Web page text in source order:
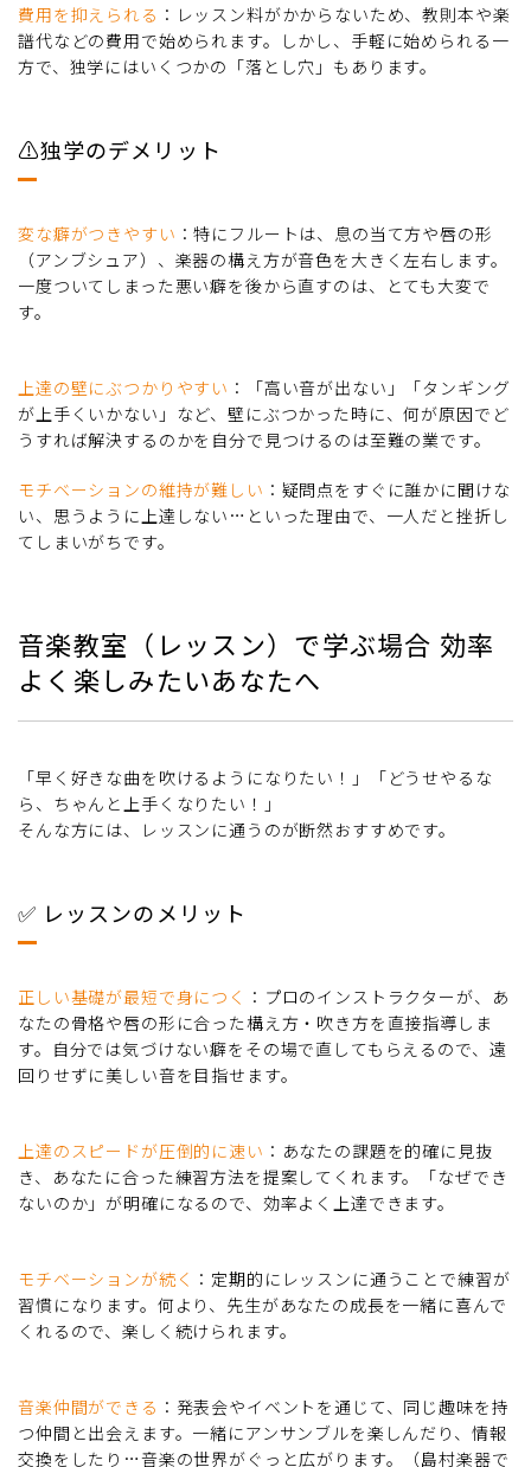
費用を抑えられる ：レッスン料がかからないため、教則本や楽
譜代などの費用で始められます。しかし、手軽に始められる一
方で、独学にはいくつかの「落とし穴」もあります。
⚠️独学のデメリット
変な癖がつきやすい ：特にフルートは、息の当て方や唇の形
（アンブシュア）、楽器の構え方が音色を大きく左右します。
一度ついてしまった悪い癖を後から直すのは、とても大変で
す。
上達の壁にぶつかりやすい ：「高い音が出ない」「タンギング
が上手くいかない」など、壁にぶつかった時に、何が原因でど
うすれば解決するのかを自分で見つけるのは至難の業です。
モチベーションの維持が難しい ：疑問点をすぐに誰かに聞けな
い、思うように上達しない…といった理由で、一人だと挫折し
てしまいがちです。
音楽教室（レッスン）で学ぶ場合 効率
よく楽しみたいあなたへ
「早く好きな曲を吹けるようになりたい！」「どうせやるな
ら、ちゃんと上手くなりたい！」
そんな方には、レッスンに通うのが断然おすすめです。
✅ レッスンのメリット
正しい基礎が最短で身につく ：プロのインストラクターが、あ
なたの骨格や唇の形に合った構え方・吹き方を直接指導しま
す。自分では気づけない癖をその場で直してもらえるので、遠
回りせずに美しい音を目指せます。
上達のスピードが圧倒的に速い ：あなたの課題を的確に見抜
き、あなたに合った練習方法を提案してくれます。「なぜでき
ないのか」が明確になるので、効率よく上達できます。
モチベーションが続く ：定期的にレッスンに通うことで練習が
習慣になります。何より、先生があなたの成長を一緒に喜んで
くれるので、楽しく続けられます。
音楽仲間ができる ：発表会やイベントを通じて、同じ趣味を持
つ仲間と出会えます。一緒にアンサンブルを楽しんだり、情報
交換をしたり…音楽の世界がぐっと広がります。（島村楽器で